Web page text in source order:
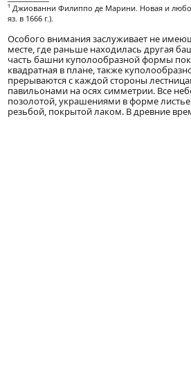
¹ Джиованни Филиппо де Марини. Новая и
яз. в 1666 г.).
Особого внимания заслуживает не
месте, где раньше находилась другая
часть башни куполообразной формы
квадратная в плане, также
прерываются с каждой стороны
павильонами на осях симметрии. Все
позолотой, украшениями в форме
резьбой, покрытой лаком. В древние